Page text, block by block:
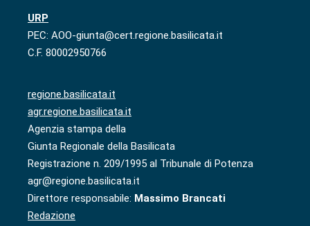
URP
PEC: AOO-giunta@cert.regione.basilicata.it
C.F. 80002950766
regione.basilicata.it
agr.regione.basilicata.it
Agenzia stampa della
Giunta Regionale della Basilicata
Registrazione n. 209/1995 al Tribunale di Potenza
agr@regione.basilicata.it
Direttore responsabile: Massimo Brancati
Redazione